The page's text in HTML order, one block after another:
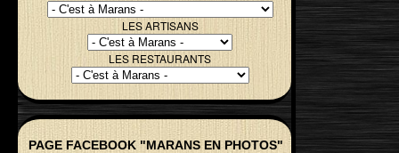
LES ARTISANS
LES RESTAURANTS
PAGE FACEBOOK "MARANS EN PHOTOS"